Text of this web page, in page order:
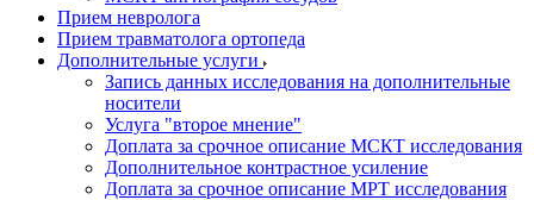
Прием невролога
Прием травматолога ортопеда
Дополнительные услуги
Запись данных исследования на дополнительные
носители
Услуга "второе мнение"
Доплата за срочное описание МСКТ исследования
Дополнительное контрастное усиление
Доплата за срочное описание МРТ исследования